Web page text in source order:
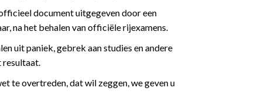
document uitgegeven door een
na het behalen van officiële rijexamens.
uit paniek, gebrek aan studies en andere
resultaat.
te overtreden, dat wil zeggen, we geven u